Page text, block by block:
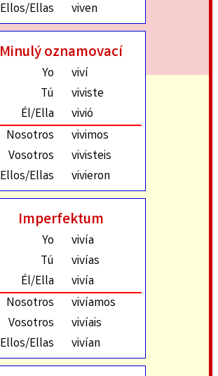
Ellos/Ellas
viven
Minulý oznamovací
Yo
viví
Tú
viviste
Él/Ella
vivió
Nosotros
vivimos
Vosotros
vivisteis
Ellos/Ellas
vivieron
Imperfektum
Yo
vivía
Tú
vivías
Él/Ella
vivía
Nosotros
vivíamos
Vosotros
vivíais
Ellos/Ellas
vivían